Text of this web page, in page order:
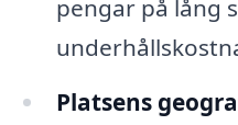
pengar på lång
Platsens